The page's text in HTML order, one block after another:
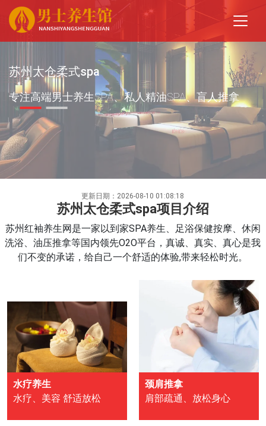
苏州太仓柔式spa
专注高端男士养生SPA、私人精油SPA、盲人推拿
更新日期：2026-08-10 01:08:18
苏州太仓柔式spa项目介绍
苏州红袖养生网是一家以到家SPA养生、足浴保健按摩、休闲
洗浴、油压推拿等国内领先O2O平台，真诚、真实、真心是我
们不变的承诺，给自己一个舒适的体验,带来轻松时光。
水疗养生
水疗、美容 舒适放松
颈肩推拿
肩部疏通、放松身心